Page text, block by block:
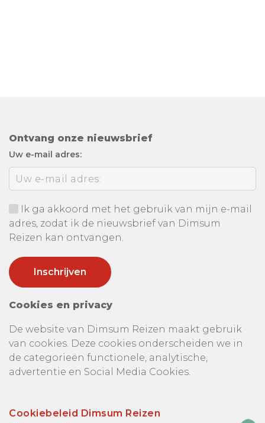
Ontvang onze nieuwsbrief
Uw e-mail adres:
Ik ga akkoord met het gebruik van mijn e-mail
adres, zodat ik de nieuwsbrief van Dimsum
Reizen kan ontvangen.
Cookies en privacy
De website van Dimsum Reizen maakt gebruik
van cookies. Deze cookies onderscheiden we in
de categorieën functionele, analytische,
advertentie en Social Media Cookies.
Cookiebeleid Dimsum Reizen